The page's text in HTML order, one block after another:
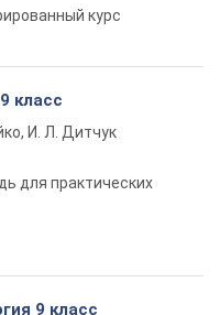
курс
класс
И. Л. Дитчук
для практических
9 класс